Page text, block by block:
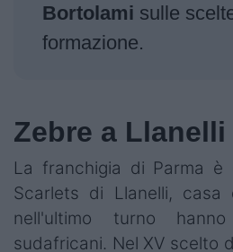
Bortolami sulle
formazione.
Zebre a Llanelli
La franchigia di Parma
Scarlets di Llanelli, casa
nell'ultimo turno
sudafricani. Nel XV scelto